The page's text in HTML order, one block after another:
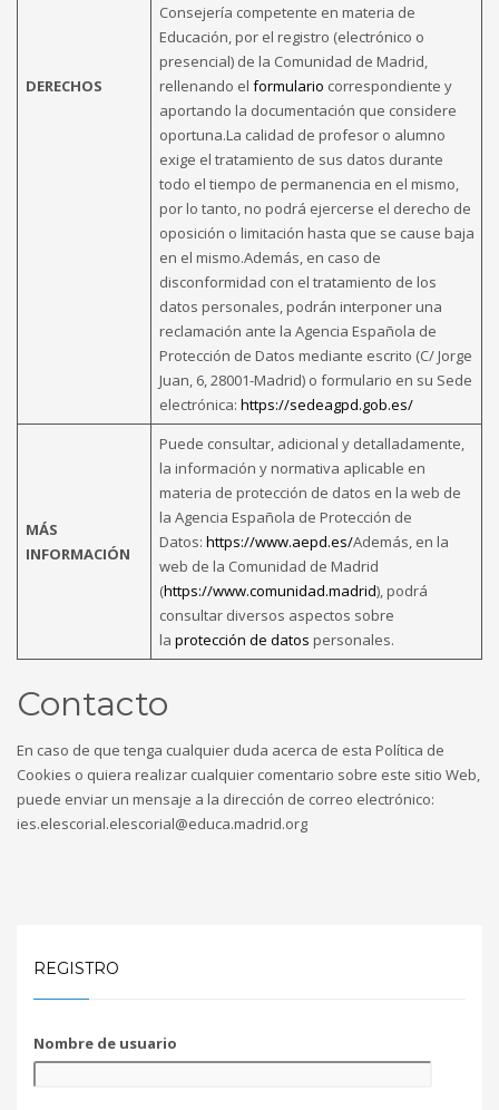
DERECHOS
Consejería competente en materia de
Educación, por el registro (electrónico o
presencial) de la Comunidad de Madrid,
rellenando el formulario correspondiente y
aportando la documentación que considere
oportuna.La calidad de profesor o alumno
exige el tratamiento de sus datos durante
todo el tiempo de permanencia en el mismo,
por lo tanto, no podrá ejercerse el derecho de
oposición o limitación hasta que se cause baja
en el mismo.Además, en caso de
disconformidad con el tratamiento de los
datos personales, podrán interponer una
reclamación ante la Agencia Española de
Protección de Datos mediante escrito (C/ Jorge
Juan, 6, 28001-Madrid) o formulario en su Sede
electrónica: https://sedeagpd.gob.es/
MÁS
INFORMACIÓN
Puede consultar, adicional y detalladamente,
la información y normativa aplicable en
materia de protección de datos en la web de
la Agencia Española de Protección de
Datos: https://www.aepd.es/Además, en la
web de la Comunidad de Madrid
(https://www.comunidad.madrid), podrá
consultar diversos aspectos sobre
la protección de datos personales.
Contacto
En caso de que tenga cualquier duda acerca de esta Política de
Cookies o quiera realizar cualquier comentario sobre este sitio Web,
puede enviar un mensaje a la dirección de correo electrónico:
ies.elescorial.elescorial@educa.madrid.org
REGISTRO
Nombre de usuario